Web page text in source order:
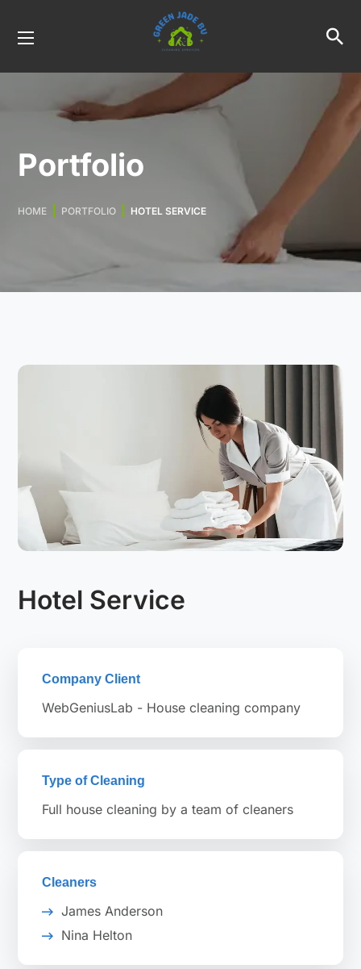
Portfolio
HOME PORTFOLIO HOTEL SERVICE
Hotel Service
Company Client
WebGeniusLab - House cleaning company
Type of Cleaning
Full house cleaning by a team of cleaners
Cleaners
James Anderson
Nina Helton